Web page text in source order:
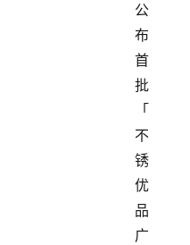
公
布
首
批
「
不
锈
优
品
广